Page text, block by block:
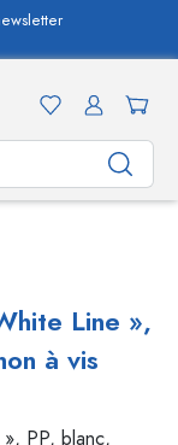
Line »,
à vis